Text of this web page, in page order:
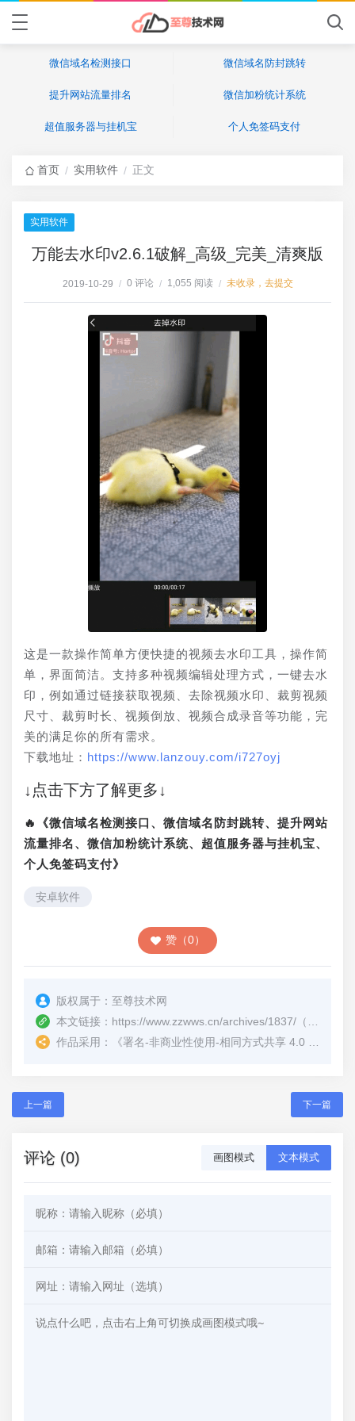
微信域名检测接口 微信域名防封跳转
提升网站流量排名 微信加粉统计系统
超值服务器与挂机宝 个人免签码支付
首页 / 实用软件 / 正文
实用软件
万能去水印v2.6.1破解_高级_完美_清爽版
2019-10-29 / 0 评论 / 1,055 阅读 / 未收录，去提交
这是一款操作简单方便快捷的视频去水印工具，操作简
单，界面简洁。支持多种视频编辑处理方式，一键去水
印，例如通过链接获取视频、去除视频水印、裁剪视频
尺寸、裁剪时长、视频倒放、视频合成录音等功能，完
美的满足你的所有需求。
下载地址： https://www.lanzouy.com/i727oyj
↓点击下方了解更多↓
🔥《微信域名检测接口、微信域名防封跳转、提升网站
流量排名、微信加粉统计系统、超值服务器与挂机宝、
个人免签码支付》
安卓软件
赞（0）
版权属于： 至尊技术网
本文链接： https://www.zzwws.cn/archives/1837/ （转载时请注明本文出处及文章链接）
作品采用：
《署名-非商业性使用-相同方式共享 4.0 国际 (CC BY-NC-SA 4.0)
上一篇 下一篇
评论 (0) 画图模式 文本模式